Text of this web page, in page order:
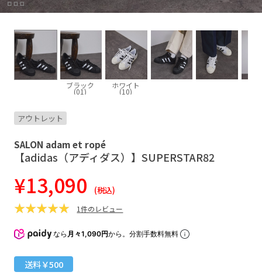
ブラック
(01)
ホワイト
(10)
アウトレット
SALON adam et ropé
【adidas（アディダス）】SUPERSTAR82
¥13,090 (税込)
1件のレビュー
なら 月々1,090円から。分割手数料無料
送料￥500